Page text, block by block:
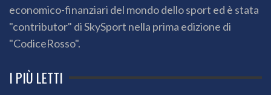
economico-finanziari del mondo dello sport ed è stata
"contributor" di SkySport nella prima edizione di
"CodiceRosso".
I PIÙ LETTI